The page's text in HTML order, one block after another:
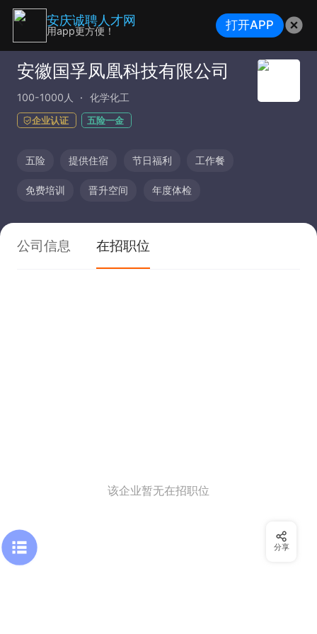
安徽国孚凤凰科技有限公司
100-1000人 化学化工
企业认证 五险一金
五险 提供住宿 节日福利 工作餐
免费培训 晋升空间 年度体检
公司信息 在招职位
该企业暂无在招职位
分享
安庆诚聘人才网
用app更方便！ 打开APP